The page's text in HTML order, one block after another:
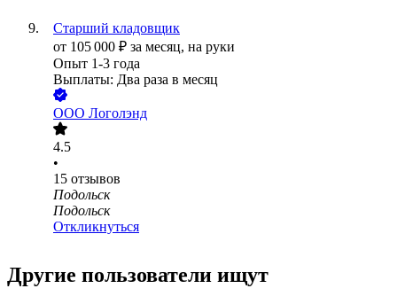
Старший кладовщик
от 105 000 ₽ за месяц, на руки
Опыт 1-3 года
Выплаты: Два раза в месяц
ООО Логолэнд
4.5
•
15 отзывов
Подольск
Подольск
Откликнуться
Другие пользователи ищут